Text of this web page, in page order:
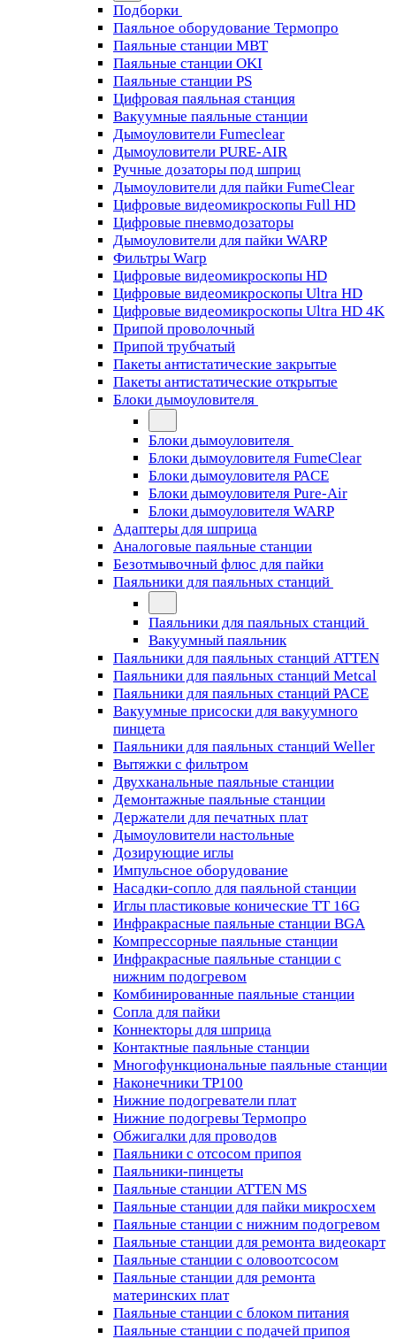
Подборки
Паяльное оборудование Термопро
Паяльные станции MBT
Паяльные станции OKI
Паяльные станции PS
Цифровая паяльная станция
Вакуумные паяльные станции
Дымоуловители Fumeclear
Дымоуловители PURE-AIR
Ручные дозаторы под шприц
Дымоуловители для пайки FumeClear
Цифровые видеомикроскопы Full HD
Цифровые пневмодозаторы
Дымоуловители для пайки WARP
Фильтры Warp
Цифровые видеомикроскопы HD
Цифровые видеомикроскопы Ultra HD
Цифровые видеомикроскопы Ultra HD 4K
Припой проволочный
Припой трубчатый
Пакеты антистатические закрытые
Пакеты антистатические открытые
Блоки дымоуловителя
Блоки дымоуловителя
Блоки дымоуловителя FumeClear
Блоки дымоуловителя PACE
Блоки дымоуловителя Pure-Air
Блоки дымоуловителя WARP
Адаптеры для шприца
Аналоговые паяльные станции
Безотмывочный флюс для пайки
Паяльники для паяльных станций
Паяльники для паяльных станций
Вакуумный паяльник
Паяльники для паяльных станций ATTEN
Паяльники для паяльных станций Metcal
Паяльники для паяльных станций PACE
Вакуумные присоски для вакуумного
пинцета
Паяльники для паяльных станций Weller
Вытяжки с фильтром
Двухканальные паяльные станции
Демонтажные паяльные станции
Держатели для печатных плат
Дымоуловители настольные
Дозирующие иглы
Импульсное оборудование
Насадки-сопло для паяльной станции
Иглы пластиковые конические TT 16G
Инфракрасные паяльные станции BGA
Компрессорные паяльные станции
Инфракрасные паяльные станции с
нижним подогревом
Комбинированные паяльные станции
Сопла для пайки
Коннекторы для шприца
Контактные паяльные станции
Многофункциональные паяльные станции
Наконечники TP100
Нижние подогреватели плат
Нижние подогревы Термопро
Обжигалки для проводов
Паяльники с отсосом припоя
Паяльники-пинцеты
Паяльные станции ATTEN MS
Паяльные станции для пайки микросхем
Паяльные станции с нижним подогревом
Паяльные станции для ремонта видеокарт
Паяльные станции с оловоотсосом
Паяльные станции для ремонта
материнских плат
Паяльные станции с блоком питания
Паяльные станции с подачей припоя